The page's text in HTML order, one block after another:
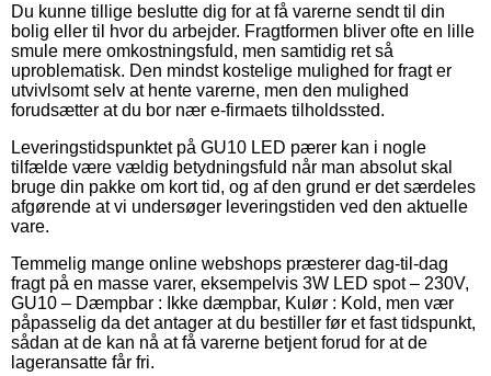
Du kunne tillige beslutte dig for at få varerne sendt til din
bolig eller til hvor du arbejder. Fragtformen bliver ofte en lille
smule mere omkostningsfuld, men samtidig ret så
uproblematisk. Den mindst kostelige mulighed for fragt er
utvivlsomt selv at hente varerne, men den mulighed
forudsætter at du bor nær e-firmaets tilholdssted.
Leveringstidspunktet på GU10 LED pærer kan i nogle
tilfælde være vældig betydningsfuld når man absolut skal
bruge din pakke om kort tid, og af den grund er det særdeles
afgørende at vi undersøger leveringstiden ved den aktuelle
vare.
Temmelig mange online webshops præsterer dag-til-dag
fragt på en masse varer, eksempelvis 3W LED spot – 230V,
GU10 – Dæmpbar : Ikke dæmpbar, Kulør : Kold, men vær
påpasselig da det antager at du bestiller før et fast tidspunkt,
sådan at de kan nå at få varerne betjent forud for at de
lageransatte får fri.